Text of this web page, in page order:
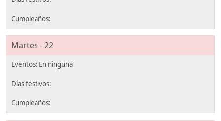
Martes - 22